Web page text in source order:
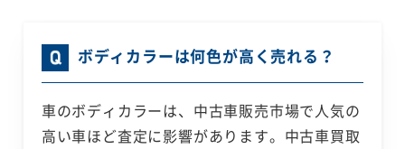
ボディカラーは何色が高く売れる？
車のボディカラーは、中古車販売市場で人気の
高い車ほど査定に影響があります。中古車買取